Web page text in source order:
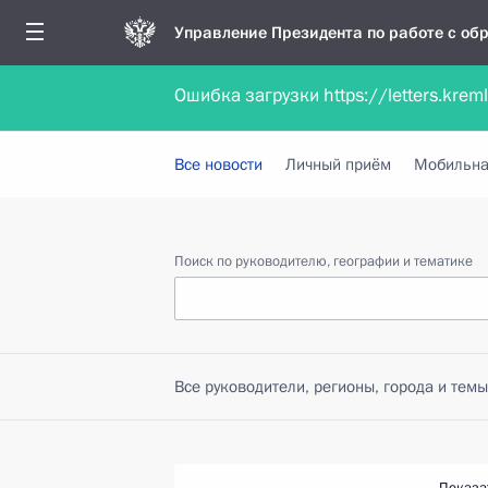
Управление Президента по работе с
Обратиться в форме электронного
Все новости Личный приём
Поиск по руководителю, географии и тематике
Все руководители, регионы, города и темы
Ошибка загрузки https://